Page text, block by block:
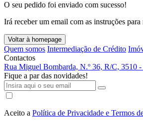
O seu pedido foi enviado com sucesso!
Irá receber um email com as instruções
Voltar à homepage
Quem somos Intermediação de Crédito
Contactos
Rua Miguel Bombarda, N.º 36, R/C, 3510
Fique a par das novidades!
Aceito a Política de Privacidade e Termos